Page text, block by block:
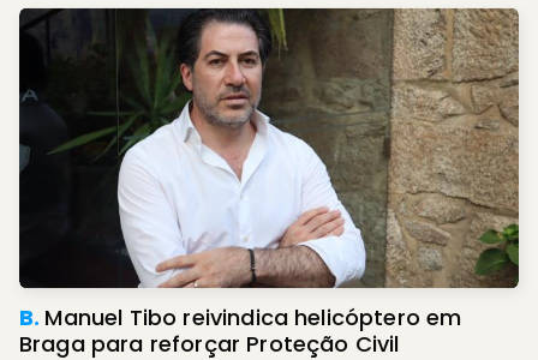
B. Manuel Tibo reivindica helicóptero em
Braga para reforçar Proteção Civil